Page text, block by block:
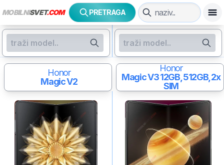
MOBILNISVET.COM PRETRAGA
Honor
Magic V2
Honor
Magic V312GB, 512GB, 2x
SIM